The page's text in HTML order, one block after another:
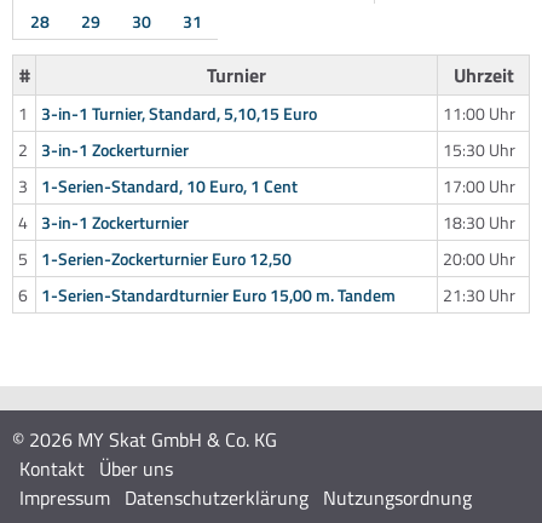
28
29 30 31
# Turnier Uhrzeit
1 3-in-1 Turnier, Standard, 5,10,15 Euro
11:00 Uhr
2 3-in-1 Zockerturnier
15:30 Uhr
3
1-Serien-Standard, 10 Euro, 1 Cent
17:00 Uhr
4 3-in-1 Zockerturnier
18:30 Uhr
5
1-Serien-Zockerturnier Euro 12,50
20:00 Uhr
6 1-Serien-Standardturnier Euro 15,00 m. Tandem 21:30 Uhr
© 2026 MY Skat GmbH & Co. KG
Kontakt Über uns
Impressum Datenschutzerklärung Nutzungsordnung